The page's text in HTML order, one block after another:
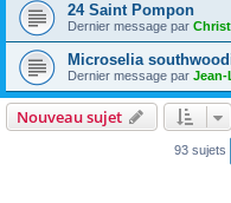
24 Saint Pompon
Dernier message par
Microselia
Dernier message par Jean-
Nouveau sujet
93 sujets